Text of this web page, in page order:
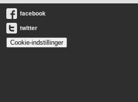
facebook
twitter
Cookie-indstillinger